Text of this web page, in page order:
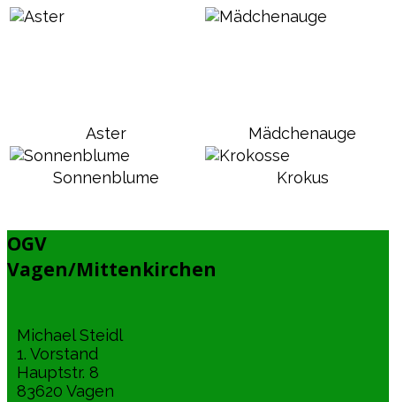
Aster Mädchenauge
Sonnenblume Krokus
OGV
Vagen/Mittenkirchen
Michael Steidl
1. Vorstand
Hauptstr. 8
83620 Vagen